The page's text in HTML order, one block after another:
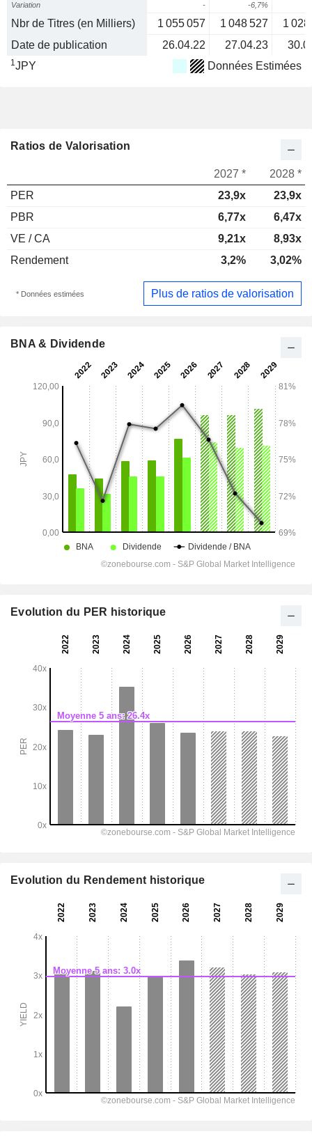
Variation - -6,7%
Nbr de Titres (en Milliers) 1 055 057 1 048 527
1
Date de publication
26.04.22 27.04.23
1JPY Données Estimées
Ratios de Valorisation
2027 *
2028 *
PER
23,9x
23,9x
PBR
6,77x
6,47x
VE / CA
9,21x
8,93x
Rendement
3,2% 3,02%
* Données estimées Plus de ratios de valorisation
BNA & Dividende
Evolution du PER historique
Evolution du Rendement historique